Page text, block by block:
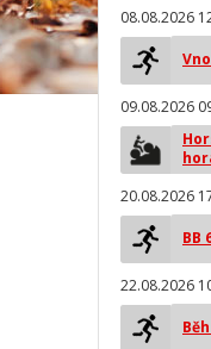
08.08.2026
09.08.2026
20.08.2026
BB
22.08.2026